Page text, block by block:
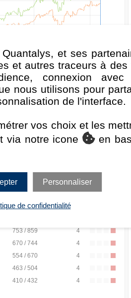
Juil. 2026
performance au 30/06/2026
736 / 905
4
689 / 896
4
800 / 887
753 / 859
4
670 / 744
4
554 / 670
4
463 / 504
4
410 / 432 4
et ses
et autres traceurs à des
connexion avec
nous utilisons pour
de l'interface.
vos choix et les
via notre icone
en
Personnaliser
de confidentialité